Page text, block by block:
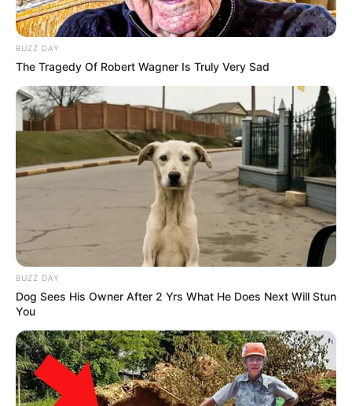
BUZZ DAY
The Tragedy Of Robert Wagner Is Truly Very Sad
BUZZ DAY
Dog Sees His Owner After 2 Yrs What He Does Next Will Stun
You